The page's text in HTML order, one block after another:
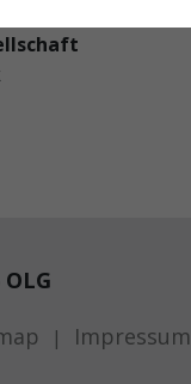
OLG
Impressum